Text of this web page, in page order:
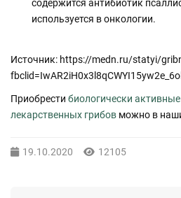
содержится антибиотик
используется в онкологии.
Источник: https://medn.ru/statyi/
Приобрести биологически
лекарственных грибов можно в
19.10.2020 12105